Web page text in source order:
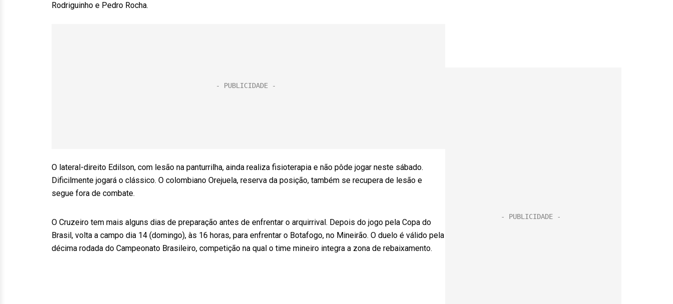
Rodriguinho e Pedro Rocha.
O lateral-direito Edilson, com lesão na panturrilha, ainda realiza fisioterapia e não pôde jogar neste sábado.
Dificilmente jogará o clássico. O colombiano Orejuela, reserva da posição, também se recupera de lesão e
segue fora de combate.
O Cruzeiro tem mais alguns dias de preparação antes de enfrentar o arquirrival. Depois do jogo pela Copa do
Brasil, volta a campo dia 14 (domingo), às 16 horas, para enfrentar o Botafogo, no Mineirão. O duelo é válido pela
décima rodada do Campeonato Brasileiro, competição na qual o time mineiro integra a zona de rebaixamento.